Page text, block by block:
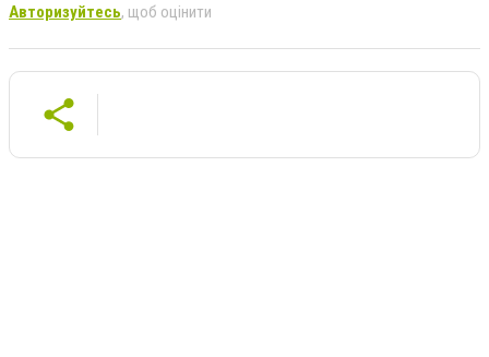
Авторизуйтесь, щоб оцінити